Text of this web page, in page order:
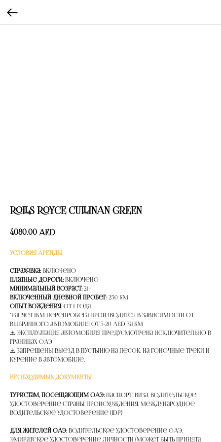
ROLLS ROYCE CULLINAN GREEN
4080.00 AED
УСЛОВИЯ АРЕНДЫ
Страховка: Включено
Платные дороги: Включено
Минимальный возраст: 21+
Включенный дневной пробег: 250 км
Опыт вождения: от 1 года
*расчет 1км перепробега производится в зависимости от
выбранного автомобиля от 5-20 AED за км
⚠️ Эксплуатация автомобиля предусмотрена исключительно в
границах ОАЭ
⚠️ Запрещены выезд в пустыню на песок, на гоночные треки и
курение в автомобиле.
НЕОБХОДИМЫЕ ДОКУМЕНТЫ
Туристам, посещающим ОАЭ: Паспорт, Виза, Водительское
удостоверение страны происхождения, Международное
водительское удостоверение (IDP)
Для жителей ОАЭ: Водительское удостоверение ОАЭ,
Эмиратское удостоверение личности (может быть принята